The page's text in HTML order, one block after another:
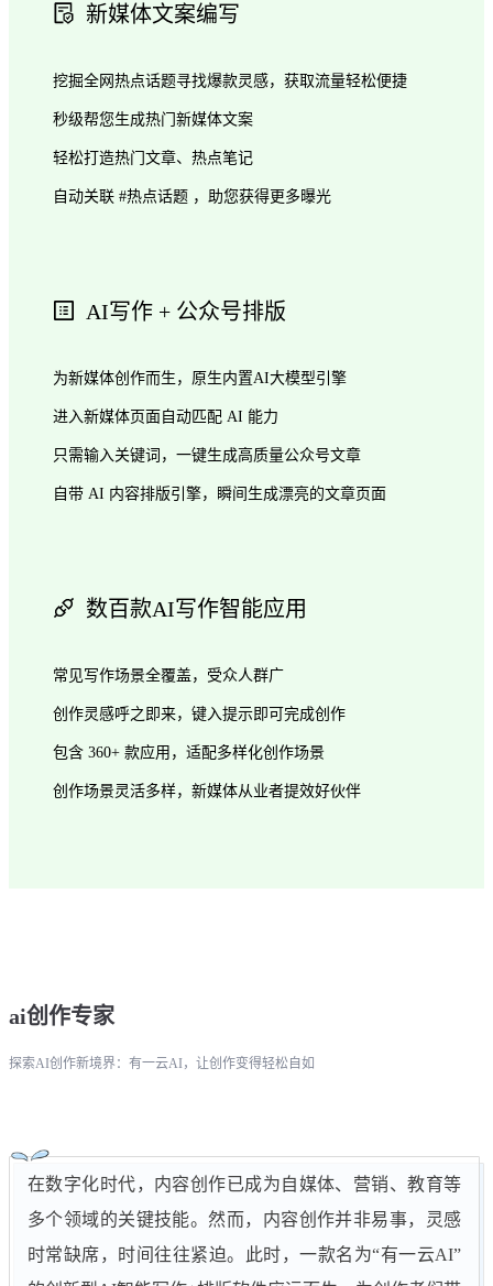
新媒体文案编写
挖掘全网热点话题寻找爆款灵感，获取流量轻松便捷
秒级帮您生成热门新媒体文案
轻松打造热门文章、热点笔记
自动关联 #热点话题 ，助您获得更多曝光
AI写作 + 公众号排版
为新媒体创作而生，原生内置AI大模型引擎
进入新媒体页面自动匹配 AI 能力
只需输入关键词，一键生成高质量公众号文章
自带 AI 内容排版引擎，瞬间生成漂亮的文章页面
数百款AI写作智能应用
常见写作场景全覆盖，受众人群广
创作灵感呼之即来，键入提示即可完成创作
包含 360+ 款应用，适配多样化创作场景
创作场景灵活多样，新媒体从业者提效好伙伴
ai创作专家
探索AI创作新境界：有一云AI，让创作变得轻松自如
在数字化时代，内容创作已成为自媒体、营销、教育等
多个领域的关键技能。然而，内容创作并非易事，灵感
时常缺席，时间往往紧迫。此时，一款名为“有一云AI”